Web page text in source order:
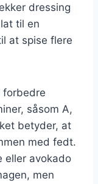
dressing
til en
at spise flere
forbedre
såsom A,
betyder, at
med fedt.
eller avokado
men